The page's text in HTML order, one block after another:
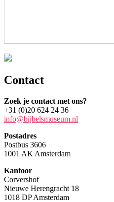
Contact
Zoek je contact met ons?
+31 (0)20 624 24 36
info@bijbelsmuseum.nl
Postadres
Postbus 3606
1001 AK Amsterdam
Kantoor
Corvershof
Nieuwe Herengracht 18
1018 DP Amsterdam